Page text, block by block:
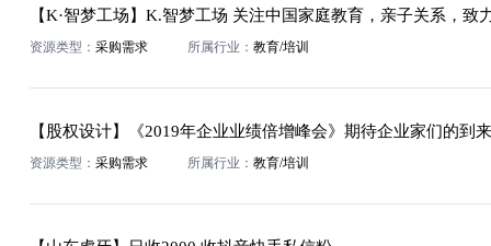
【K·智梦工场】K.智梦工场 关注中国家庭教育，亲子关系，致
资源类型： 采购需求 所属行业： 教育/培训
【股权设计】《2019年企业业绩倍增峰会》期待企业家们的到来
资源类型： 采购需求 所属行业： 教育/培训